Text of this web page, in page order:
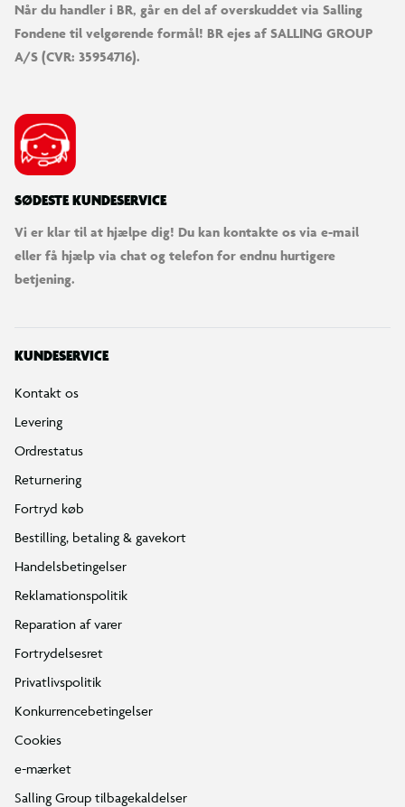
Når du handler i BR, går en del af overskuddet via Salling
Fondene til velgørende formål! BR ejes af SALLING GROUP
A/S (CVR: 35954716).
SØDESTE KUNDESERVICE
Vi er klar til at hjælpe dig! Du kan kontakte os via e-mail
eller få hjælp via chat og telefon for endnu hurtigere
betjening.
KUNDESERVICE
Kontakt os
Levering
Ordrestatus
Returnering
Fortryd køb
Bestilling, betaling & gavekort
Handelsbetingelser
Reklamationspolitik
Reparation af varer
Fortrydelsesret
Privatlivspolitik
Konkurrencebetingelser
Cookies
e-mærket
Salling Group tilbagekaldelser